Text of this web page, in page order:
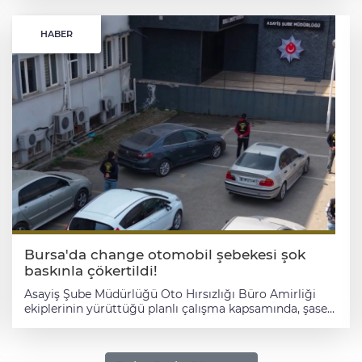
Adreste yapılan aramalarda 40,8 gram metamfetamin,
1 adet hassas terazi, uyuşturucu ticaretinden elde
edildiği değerlendirilen 9 bin 700 TL ile 1 adet havalı
tüfek ele geçirildi. Operasyon kapsamında S.T., A.E. ve
A.K. gözaltına alındı. Öte yandan, aranan şahısların
yakalanmasına yönelik sürdürülen çalışmalarda,
hırsızlık suçundan hakkında 7 yıl 6 ay kesinleşmiş hapis
cezası bulunan S.İ. ile yağma suçundan 5 yıl kesinleşmiş
hapis cezası bulunan B.Y. de yakalanarak gözaltına
alındı. Şüpheliler hakkında adli sürecin devam ettiği
bildirildi.
HABER
Bursa'da change otomobil şebekesi şok
baskınla çökertildi!
Asayiş Şube Müdürlüğü Oto Hırsızlığı Büro Amirliği
ekiplerinin yürüttüğü planlı çalışma kapsamında, şase
“change” yöntemiyle piyasaya sürülmeye çalışıldığı